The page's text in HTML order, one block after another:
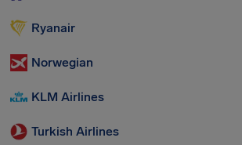
Ryanair
Norwegian
KLM Airlines
Turkish Airlines